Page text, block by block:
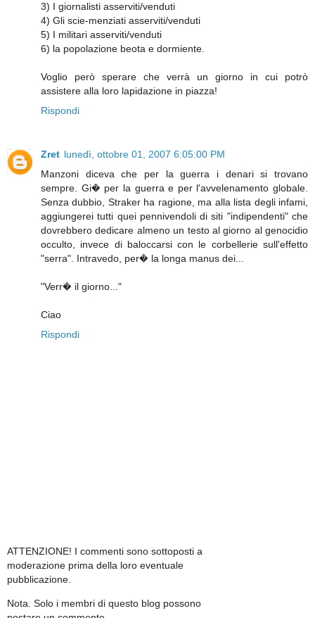
3) I giornalisti asserviti/venduti
4) Gli scie-menziati asserviti/venduti
5) I militari asserviti/venduti
6) la popolazione beota e dormiente.
Voglio però sperare che verrà un giorno in cui potrò
assistere alla loro lapidazione in piazza!
Rispondi
Zret lunedì, ottobre 01, 2007 6:05:00 PM
Manzoni diceva che per la guerra i denari si trovano
sempre. Gi� per la guerra e per l'avvelenamento globale.
Senza dubbio, Straker ha ragione, ma alla lista degli infami,
aggiungerei tutti quei pennivendoli di siti "indipendenti" che
dovrebbero dedicare almeno un testo al giorno al genocidio
occulto, invece di baloccarsi con le corbellerie sull'effetto
"serra". Intravedo, per� la longa manus dei...
"Verr� il giorno..."
Ciao
Rispondi
ATTENZIONE! I commenti sono sottoposti a
moderazione prima della loro eventuale
pubblicazione.
Nota. Solo i membri di questo blog possono